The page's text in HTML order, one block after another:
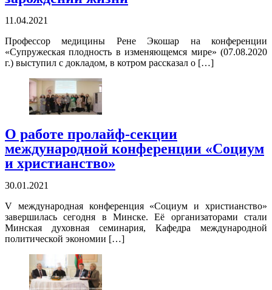
11.04.2021
Профессор медицины Рене Экошар на конференции
«Супружеская плодность в изменяющемся мире» (07.08.2020
г.) выступил с докладом, в котром рассказал о […]
О работе пролайф-секции
международной конференции «Социум
и христианство»
30.01.2021
V международная конференция «Социум и христианство»
завершилась сегодня в Минске. Её организаторами стали
Минская духовная семинария, Кафедра международной
политической экономии […]